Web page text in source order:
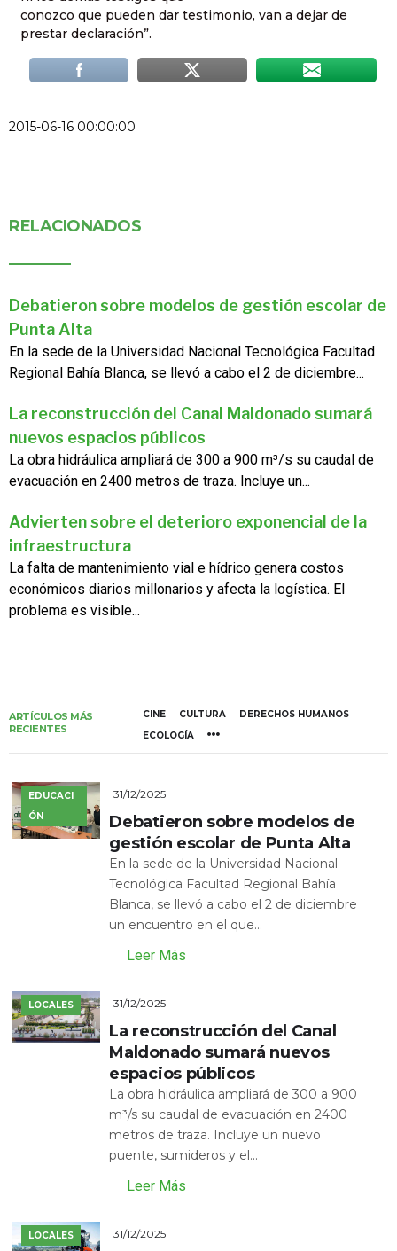
conozco que pueden dar testimonio, van a dejar de
prestar declaración”.
2015-06-16 00:00:00
RELACIONADOS
Debatieron sobre modelos de gestión escolar de
Punta Alta
En la sede de la Universidad Nacional Tecnológica Facultad
Regional Bahía Blanca, se llevó a cabo el 2 de diciembre...
La reconstrucción del Canal Maldonado sumará
nuevos espacios públicos
La obra hidráulica ampliará de 300 a 900 m³/s su caudal de
evacuación en 2400 metros de traza. Incluye un...
Advierten sobre el deterioro exponencial de la
infraestructura
La falta de mantenimiento vial e hídrico genera costos
económicos diarios millonarios y afecta la logística. El
problema es visible...
ARTÍCULOS MÁS
RECIENTES
CINE CULTURA
DERECHOS HUMANOS
ECOLOGÍA
EDUCACI
ÓN
31/12/2025
Debatieron sobre modelos de
gestión escolar de Punta Alta
En la sede de la Universidad Nacional
Tecnológica Facultad Regional Bahía
Blanca, se llevó a cabo el 2 de diciembre
un encuentro en el que...
Leer Más
LOCALES 31/12/2025
La reconstrucción del Canal
Maldonado sumará nuevos
espacios públicos
La obra hidráulica ampliará de 300 a 900
m³/s su caudal de evacuación en 2400
metros de traza. Incluye un nuevo
puente, sumideros y el...
Leer Más
LOCALES 31/12/2025